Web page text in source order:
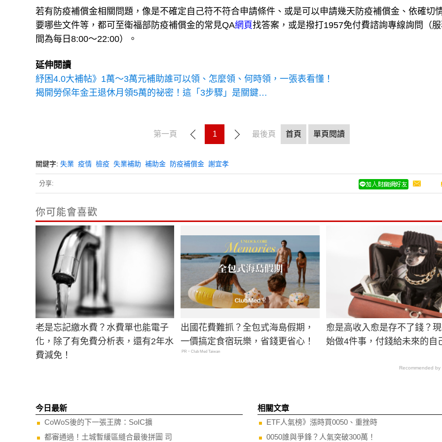
若有防疫補償金相關問題，像是不確定自己符不符合申請條件、或是可以申請幾天防疫補償金、依確切
要哪些文件等，都可至衛福部防疫補償金的常見QA網頁找答案，或是撥打1957免付費諮詢專線詢問（
間為每日8:00～22:00）。
延伸閱讀
紓困4.0大補帖》1萬～3萬元補助誰可以領、怎麼領、何時領，一張表看懂！
揭開勞保年金王退休月領5萬的祕密！這「3步驟」是關鍵…
第一頁 1 最後頁 首頁 單頁閱讀
關鍵字: 失業 疫情 檢疫 失業補助 補助金 防疫補償金 謝宜孝
分享:
你可能會喜歡
老是忘記繳水費？水費單也能電子
化，除了有免費分析表，還有2年水
費減免！
出國花費難抓？全包式海島假期，
一價搞定食宿玩樂，省錢更省心！
PR・Club Med Taiwan
愈是高收入愈是存不了錢？
始做4件事，付錢給未來的自
Recommended by
今日最新
CoWoS後的下一張王牌：SoIC擴
都審通過！土城暫緩區縫合最後拼圖 司
相關文章
ETF人氣榜》漲時買0050、重挫時
0050誰與爭鋒？人氣突破300萬！